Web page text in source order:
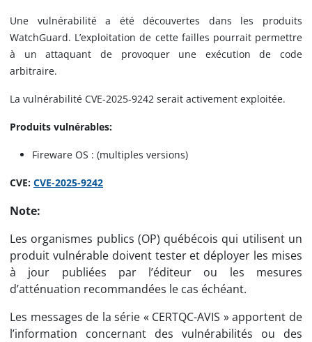
Une vulnérabilité a été découvertes dans les produits
WatchGuard. L’exploitation de cette failles pourrait permettre
à un attaquant de provoquer une exécution de code
arbitraire.
La vulnérabilité CVE-2025-9242 serait activement exploitée.
Produits vulnérables:
Fireware OS : (multiples versions)
CVE: CVE-2025-9242
Note:
Les organismes publics (OP) québécois qui utilisent un
produit vulnérable doivent tester et déployer les mises
à jour publiées par l’éditeur ou les mesures
d’atténuation recommandées le cas échéant.
Les messages de la série « CERTQC-AVIS » apportent de
l’information concernant des vulnérabilités ou des